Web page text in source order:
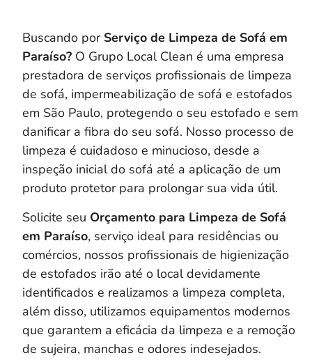
Buscando por Serviço de Limpeza de Sofá em
Paraíso? O Grupo Local Clean é uma empresa
prestadora de serviços profissionais de limpeza
de sofá, impermeabilização de sofá e estofados
em São Paulo, protegendo o seu estofado e sem
danificar a fibra do seu sofá. Nosso processo de
limpeza é cuidadoso e minucioso, desde a
inspeção inicial do sofá até a aplicação de um
produto protetor para prolongar sua vida útil.
Solicite seu Orçamento para Limpeza de Sofá
em Paraíso, serviço ideal para residências ou
comércios, nossos profissionais de higienização
de estofados irão até o local devidamente
identificados e realizamos a limpeza completa,
além disso, utilizamos equipamentos modernos
que garantem a eficácia da limpeza e a remoção
de sujeira, manchas e odores indesejados.